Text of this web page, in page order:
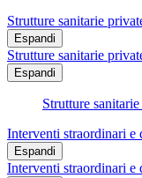
Strutture sanitarie
Espandi
Strutture sanitarie
Espandi
Strutture
Interventi straordinari e
Espandi
Interventi straordinari e